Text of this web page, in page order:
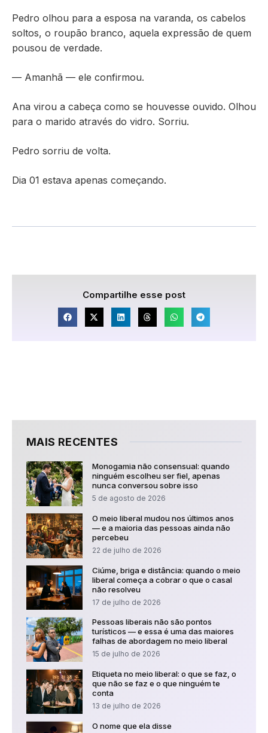
Pedro olhou para a esposa na varanda, os cabelos
soltos, o roupão branco, aquela expressão de quem
pousou de verdade.
— Amanhã — ele confirmou.
Ana virou a cabeça como se houvesse ouvido. Olhou
para o marido através do vidro. Sorriu.
Pedro sorriu de volta.
Dia 01 estava apenas começando.
Compartilhe esse post
MAIS RECENTES
Monogamia não consensual: quando
ninguém escolheu ser fiel, apenas
nunca conversou sobre isso
5 de agosto de 2026
O meio liberal mudou nos últimos anos
— e a maioria das pessoas ainda não
percebeu
22 de julho de 2026
Ciúme, briga e distância: quando o meio
liberal começa a cobrar o que o casal
não resolveu
17 de julho de 2026
Pessoas liberais não são pontos
turísticos — e essa é uma das maiores
falhas de abordagem no meio liberal
15 de julho de 2026
Etiqueta no meio liberal: o que se faz, o
que não se faz e o que ninguém te
conta
13 de julho de 2026
O nome que ela disse